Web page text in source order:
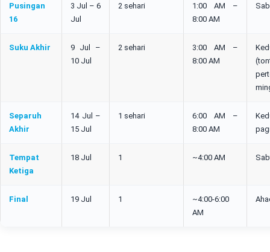
Pusingan
16
3 Jul – 6
Jul
2 sehari
1:00 AM –
8:00 AM
Suku Akhir
9 Jul –
10 Jul
2 sehari
3:00 AM –
8:00 AM
Separuh
Akhir
14 Jul –
15 Jul
1 sehari
6:00 AM –
8:00 AM
Tempat
Ketiga
18 Jul 1 ~4:00 AM
Final 19 Jul 1
~4:00-6:00
AM